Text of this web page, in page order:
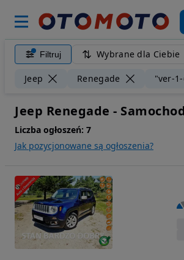
Filtruj Wybrane dla Ciebie
Jeep Renegade "ver-
Jeep Renegade -
Liczba ogłoszeń: 7
Jak pozycjonowane są ogłoszenia?